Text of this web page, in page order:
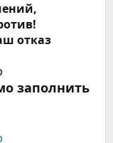
отказ
заполнить